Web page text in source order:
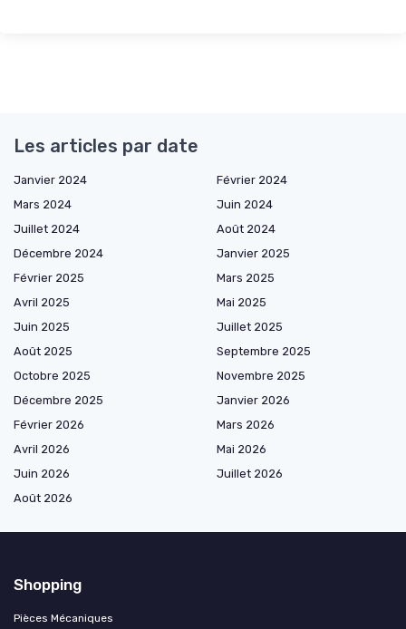
Les articles par date
Janvier 2024
Février 2024
Mars 2024
Juin 2024
Juillet 2024
Août 2024
Décembre 2024
Janvier 2025
Février 2025
Mars 2025
Avril 2025
Mai 2025
Juin 2025
Juillet 2025
Août 2025
Septembre 2025
Octobre 2025
Novembre 2025
Décembre 2025
Janvier 2026
Février 2026
Mars 2026
Avril 2026
Mai 2026
Juin 2026
Juillet 2026
Août 2026
Shopping
Pièces Mécaniques